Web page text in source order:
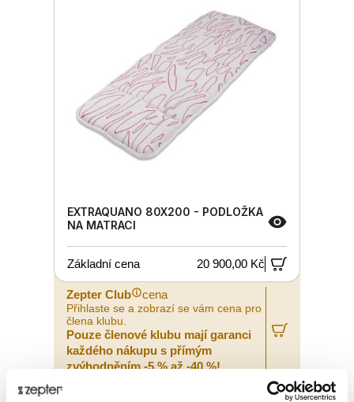
EXTRAQUANO 80X200 - PODLOŽKA
NA MATRACI
Základní cena 20 900,00 Kč
Zepter Club cena
Přihlaste se a zobrazí se vám cena pro
člena klubu.
Pouze členové klubu mají garanci
každého nákupu s přímým
zvýhodněním -5 % až -40 %!